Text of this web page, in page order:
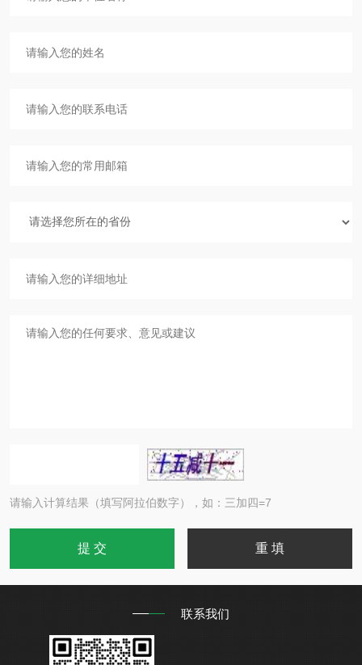
请输入计算结果（填写阿拉伯数字），如：三加四=7
联系我们